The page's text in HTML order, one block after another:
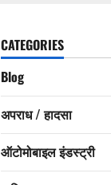
CATEGORIES
Blog
अपराध / हादसा
ऑटोमोबाइल इंडस्ट्री